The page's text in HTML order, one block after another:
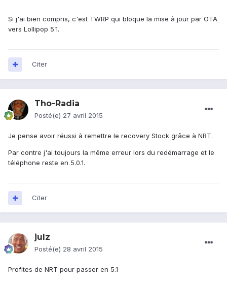
Si j'ai bien compris, c'est TWRP qui bloque la mise à jour par OTA
vers Lollipop 5.1.
Citer
Tho-Radia
Posté(e) 27 avril 2015
Je pense avoir réussi à remettre le recovery Stock grâce à NRT.
Par contre j'ai toujours la même erreur lors du redémarrage et le
téléphone reste en 5.0.1.
Citer
julz
Posté(e) 28 avril 2015
Profites de NRT pour passer en 5.1